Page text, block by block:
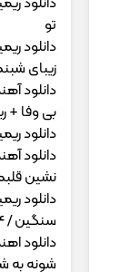
تو
دانلود
زیبای
دانلود
بی وفا +
دانلود
دانلود
نشین
دانلود
سنگین / 1404
دانلود
شونه به